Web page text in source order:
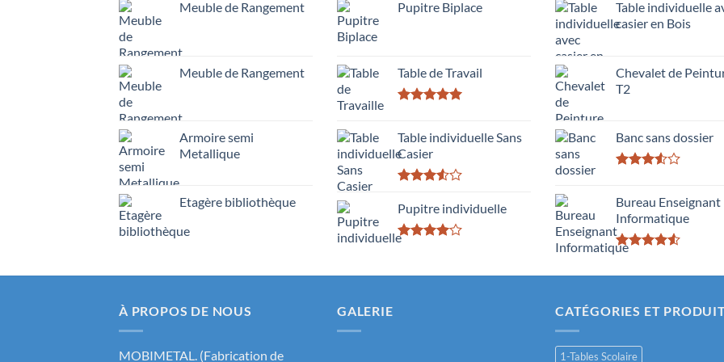
Meuble de Rangement
Meuble de Rangement
Armoire semi
Metallique
Etagère bibliothèque
Pupitre Biplace
Table de Travail
Table individuelle Sans
Casier
3.50out
of 5
Pupitre individuelle
of 5
Table individuelle
casier en Bois
Chevalet de
T2
Banc sans dossier
of 5
Bureau Enseignant
Informatique
À PROPOS DE NOUS
MOBIMETAL. (Fabrication de
GALERIE CATÉGORIES ET
1-Tables Scolaire